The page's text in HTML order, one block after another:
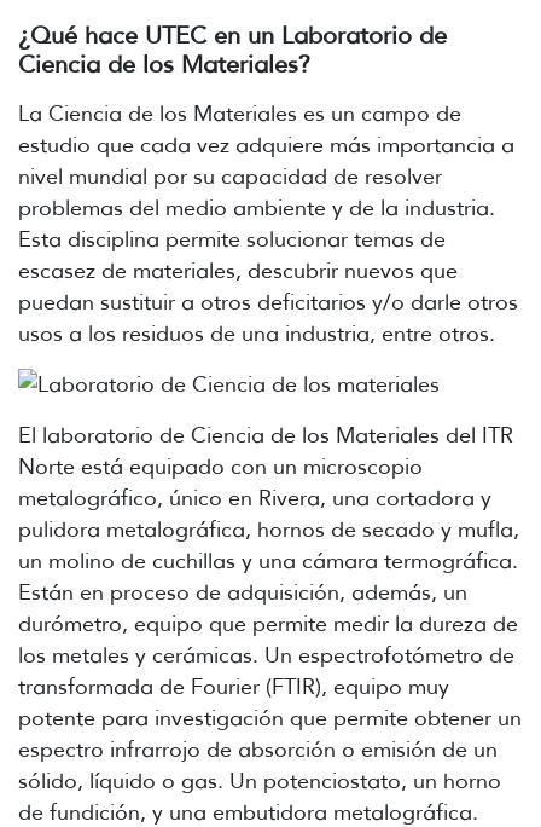
¿Qué hace UTEC en un Laboratorio de
Ciencia de los Materiales?
La Ciencia de los Materiales es un campo de
estudio que cada vez adquiere más importancia a
nivel mundial por su capacidad de resolver
problemas del medio ambiente y de la industria.
Esta disciplina permite solucionar temas de
escasez de materiales, descubrir nuevos que
puedan sustituir a otros deficitarios y/o darle otros
usos a los residuos de una industria, entre otros.
El laboratorio de Ciencia de los Materiales del ITR
Norte está equipado con un microscopio
metalográfico, único en Rivera, una cortadora y
pulidora metalográfica, hornos de secado y mufla,
un molino de cuchillas y una cámara termográfica.
Están en proceso de adquisición, además, un
durómetro, equipo que permite medir la dureza de
los metales y cerámicas. Un espectrofotómetro de
transformada de Fourier (FTIR), equipo muy
potente para investigación que permite obtener un
espectro infrarrojo de absorción o emisión de un
sólido, líquido o gas. Un potenciostato, un horno
de fundición, y una embutidora metalográfica.